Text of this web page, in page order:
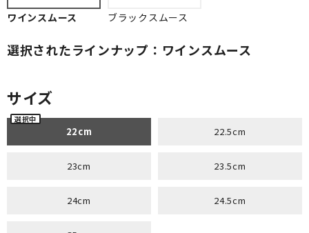
ワインスムース ブラックスムース
選択されたラインナップ：ワインスムース
サイズ
22cm 22.5cm
23cm 23.5cm
24cm 24.5cm